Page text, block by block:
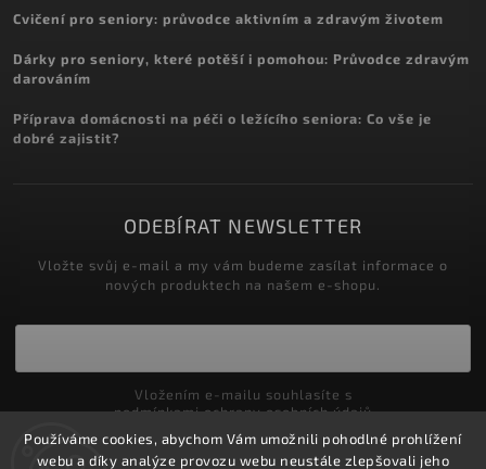
Používáme cookies, abychom Vám umožnili pohodlné prohlížení
webu a díky analýze provozu webu neustále zlepšovali jeho
Cvičení pro seniory: průvodce aktivním a zdravým životem
Dárky pro seniory, které potěší i pomohou: Průvodce zdravým
darováním
Příprava domácnosti na péči o ležícího seniora: Co vše je
dobré zajistit?
ODEBÍRAT NEWSLETTER
Vložte svůj e-mail a my vám budeme zasílat informace o
nových produktech na našem e-shopu.
podmínkami ochrany osobních údajů
Přihlásit se